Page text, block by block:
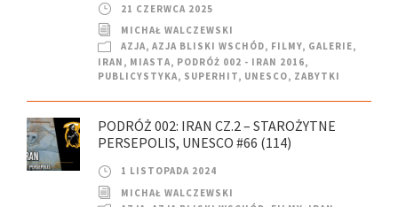
21 CZERWCA 2025
MICHAŁ WALCZEWSKI
AZJA, AZJA BLISKI WSCHÓD, FILMY, GALERIE,
IRAN , MIASTA, PODRÓŻ 002 - IRAN 2016,
PUBLICYSTYKA, SUPERHIT, UNESCO, ZABYTKI
PODRÓŻ 002: IRAN CZ.2 – STAROŻYTNE
PERSEPOLIS, UNESCO #66 (114)
1 LISTOPADA 2024
MICHAŁ WALCZEWSKI